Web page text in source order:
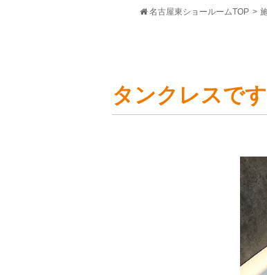
名古屋東ショールームTOP >
タンクレスで